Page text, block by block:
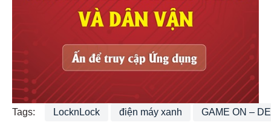
Tags: LocknLock điện máy xanh GAME ON –